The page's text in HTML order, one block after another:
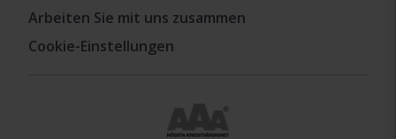
Arbeiten Sie mit uns zusammen
Cookie-Einstellungen